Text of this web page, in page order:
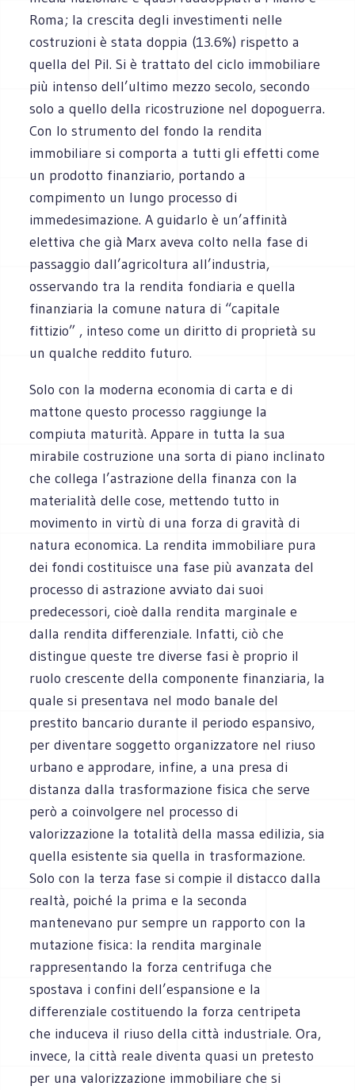
Roma; la crescita degli investimenti nelle
costruzioni è stata doppia (13.6%) rispetto a
quella del Pil. Si è trattato del ciclo immobiliare
più intenso dell’ultimo mezzo secolo, secondo
solo a quello della ricostruzione nel dopoguerra.
Con lo strumento del fondo la rendita
immobiliare si comporta a tutti gli effetti come
un prodotto finanziario, portando a
compimento un lungo processo di
immedesimazione. A guidarlo è un’affinità
elettiva che già Marx aveva colto nella fase di
passaggio dall’agricoltura all’industria,
osservando tra la rendita fondiaria e quella
finanziaria la comune natura di “capitale
fittizio” , inteso come un diritto di proprietà su
un qualche reddito futuro.
Solo con la moderna economia di carta e di
mattone questo processo raggiunge la
compiuta maturità. Appare in tutta la sua
mirabile costruzione una sorta di piano inclinato
che collega l’astrazione della finanza con la
materialità delle cose, mettendo tutto in
movimento in virtù di una forza di gravità di
natura economica. La rendita immobiliare pura
dei fondi costituisce una fase più avanzata del
processo di astrazione avviato dai suoi
predecessori, cioè dalla rendita marginale e
dalla rendita differenziale. Infatti, ciò che
distingue queste tre diverse fasi è proprio il
ruolo crescente della componente finanziaria, la
quale si presentava nel modo banale del
prestito bancario durante il periodo espansivo,
per diventare soggetto organizzatore nel riuso
urbano e approdare, infine, a una presa di
distanza dalla trasformazione fisica che serve
però a coinvolgere nel processo di
valorizzazione la totalità della massa edilizia, sia
quella esistente sia quella in trasformazione.
Solo con la terza fase si compie il distacco dalla
realtà, poiché la prima e la seconda
mantenevano pur sempre un rapporto con la
mutazione fisica: la rendita marginale
rappresentando la forza centrifuga che
spostava i confini dell’espansione e la
differenziale costituendo la forza centripeta
che induceva il riuso della città industriale. Ora,
invece, la città reale diventa quasi un pretesto
per una valorizzazione immobiliare che si